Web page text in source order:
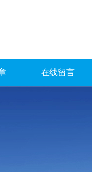
在线留言